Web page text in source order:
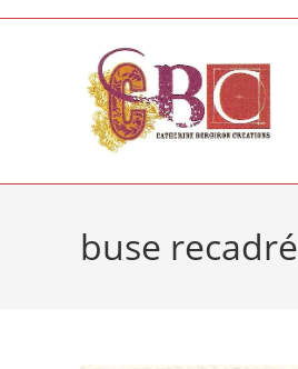
Skip
buse recadré